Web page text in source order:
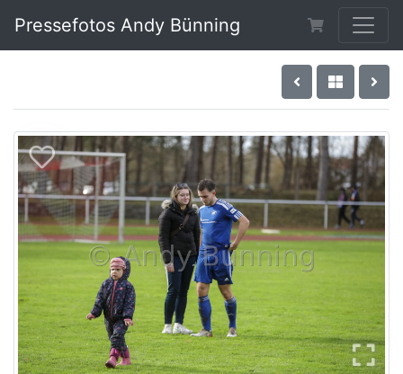
Pressefotos Andy Bünning